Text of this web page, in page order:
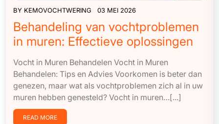
BY KEMOVOCHTWERING 03 MEI 2026
Behandeling van vochtproblemen
in muren: Effectieve oplossingen
Vocht in Muren Behandelen Vocht in Muren
Behandelen: Tips en Advies Voorkomen is beter dan
genezen, maar wat als vochtproblemen zich al in uw
muren hebben genesteld? Vocht in muren…[...]
READ MORE